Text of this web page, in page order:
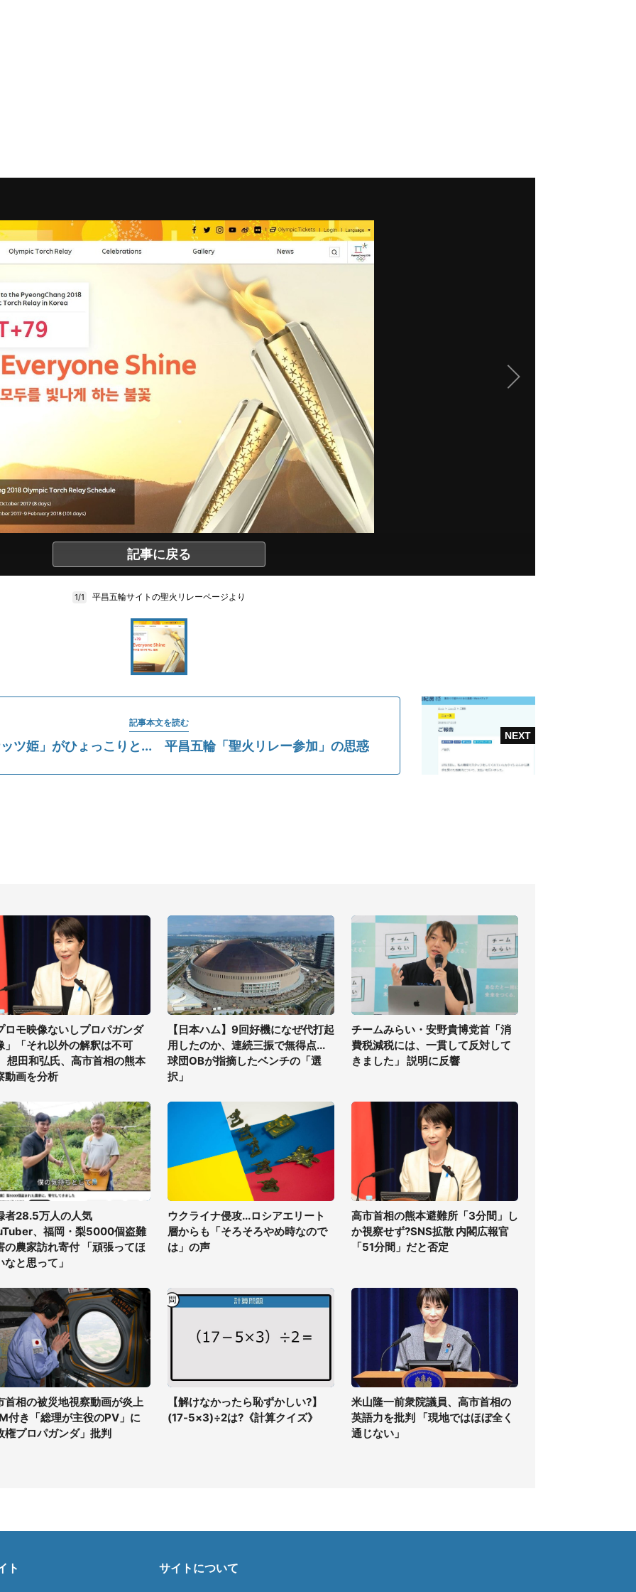
記事に戻る
1/1 平昌五輪サイトの聖火リレーページより
記事本文を読む
ツ姫」がひょっこりと... 平昌五輪「聖火リレー参加」の思惑
ロモ映像ないしプロパガンダ
」「それ以外の解釈は不可
想田和弘氏、高市首相の熊本
動画を分析
【日本ハム】9回好機になぜ代打起
用したのか、連続三振で無得点...
球団OBが指摘したベンチの「選
択」
チームみらい・安野貴博党首「消
費税減税には、一貫して反対して
きました」 説明に反響
者28.5万人の人気
、福岡・梨5000個盗難
の農家訪れ寄付 「頑張ってほ
なと思って」
ウクライナ侵攻...ロシアエリート
層からも「そろそろやめ時なので
は」の声
高市首相の熊本避難所「3分間」し
か視察せず?SNS拡散 内閣広報官
「51分間」だと否定
首相の被災地視察動画が炎上
付き「総理が主役のPV」に
権プロパガンダ」批判
【解けなかったら恥ずかしい?】
(17-5×3)÷2は?《計算クイズ》
米山隆一前衆院議員、高市首相の
英語力を批判 「現地ではほぼ全く
通じない」
ト サイトについて